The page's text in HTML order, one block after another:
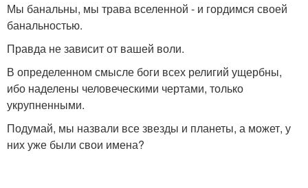
Мы банальны, мы трава вселенной - и гордимся своей
банальностью.
Правда не зависит от вашей воли.
В определенном смысле боги всех религий ущербны,
ибо наделены человеческими чертами, только
укрупненными.
Подумай, мы назвали все звезды и планеты, а может, у
них уже были свои имена?